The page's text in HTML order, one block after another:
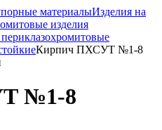
материалыИзделия на
изделия
Кирпич ПХСУТ №1-8
№1-8